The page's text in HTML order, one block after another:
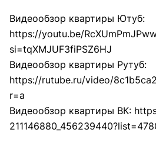
Видеообзор квартиры Ютуб:
https://youtu.be/
si=tqXMJUF3fiPSZ6HJ
Видеообзор квартиры Рутуб:
https://rutube.ru/video/
r=a
Видеообзор квартиры ВК: